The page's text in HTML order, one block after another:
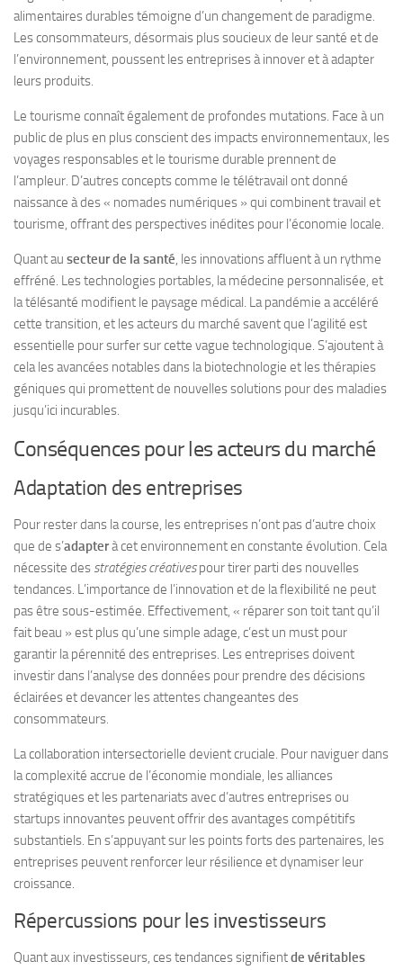
alimentaires durables témoigne d’un changement de paradigme.
Les consommateurs, désormais plus soucieux de leur santé et de
l’environnement, poussent les entreprises à innover et à adapter
leurs produits.
Le tourisme connaît également de profondes mutations. Face à un
public de plus en plus conscient des impacts environnementaux, les
voyages responsables et le tourisme durable prennent de
l’ampleur. D’autres concepts comme le télétravail ont donné
naissance à des « nomades numériques » qui combinent travail et
tourisme, offrant des perspectives inédites pour l’économie locale.
Quant au secteur de la santé, les innovations affluent à un rythme
effréné. Les technologies portables, la médecine personnalisée, et
la télésanté modifient le paysage médical. La pandémie a accéléré
cette transition, et les acteurs du marché savent que l’agilité est
essentielle pour surfer sur cette vague technologique. S’ajoutent à
cela les avancées notables dans la biotechnologie et les thérapies
géniques qui promettent de nouvelles solutions pour des maladies
jusqu’ici incurables.
Conséquences pour les acteurs du marché
Adaptation des entreprises
Pour rester dans la course, les entreprises n’ont pas d’autre choix
que de s’adapterà cet environnement en constante évolution. Cela
nécessite des stratégies créativespour tirer parti des nouvelles
tendances. L’importance de l’innovation et de la flexibilité ne peut
pas être sous-estimée. Effectivement, « réparer son toit tant qu’il
fait beau » est plus qu’une simple adage, c’est un must pour
garantir la pérennité des entreprises. Les entreprises doivent
investir dans l’analyse des données pour prendre des décisions
éclairées et devancer les attentes changeantes des
consommateurs.
La collaboration intersectorielle devient cruciale. Pour naviguer dans
la complexité accrue de l’économie mondiale, les alliances
stratégiques et les partenariats avec d’autres entreprises ou
startups innovantes peuvent offrir des avantages compétitifs
substantiels. En s’appuyant sur les points forts des partenaires, les
entreprises peuvent renforcer leur résilience et dynamiser leur
croissance.
Répercussions pour les investisseurs
Quant aux investisseurs, ces tendances signifientde véritables